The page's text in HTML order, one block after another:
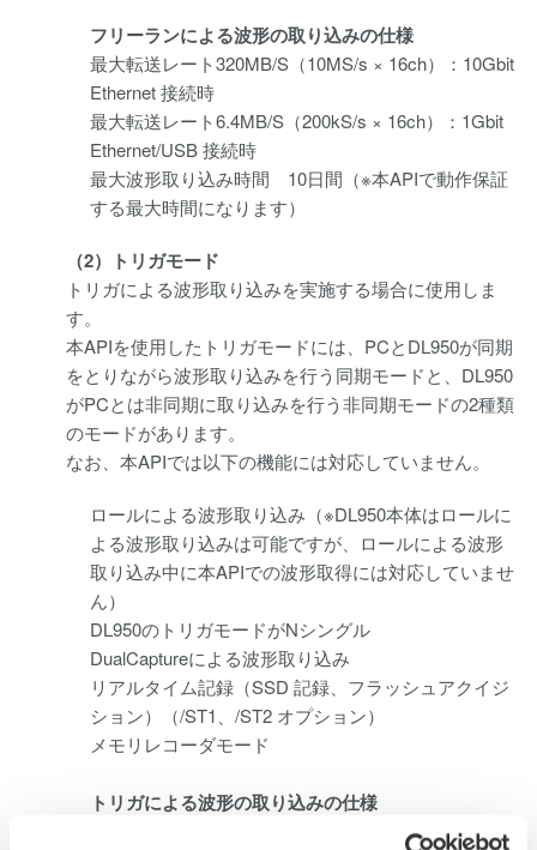
フリーランによる波形の取り込みの仕様
最大転送レート320MB/S（10MS/s × 16ch）：10Gbit
Ethernet 接続時
最大転送レート6.4MB/S（200kS/s × 16ch）：1Gbit
Ethernet/USB 接続時
最大波形取り込み時間 10日間（※本APIで動作保証
する最大時間になります）
（2）トリガモード
トリガによる波形取り込みを実施する場合に使用しま
す。
本APIを使用したトリガモードには、PCとDL950が同期
をとりながら波形取り込みを行う同期モードと、DL950
がPCとは非同期に取り込みを行う非同期モードの2種類
のモードがあります。
なお、本APIでは以下の機能には対応していません。
ロールによる波形取り込み（※DL950本体はロールに
よる波形取り込みは可能ですが、ロールによる波形
取り込み中に本APIでの波形取得には対応していませ
ん）
DL950のトリガモードがNシングル
DualCaptureによる波形取り込み
リアルタイム記録（SSD 記録、フラッシュアクイジ
ション）（/ST1、/ST2 オプション）
メモリレコーダモード
トリガによる波形の取り込みの仕様
最大波形取り込み時間 10 日間（※本API で動作保証